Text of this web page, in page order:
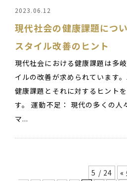
2023.06.12
現代社会の健康課題につ
スタイル改善のヒント
現代社会における健康課題は多
イルの改善が求められています
健康課題とそれに対するヒント
す。 運動不足： 現代の多くの人
マ...
5 / 24
«